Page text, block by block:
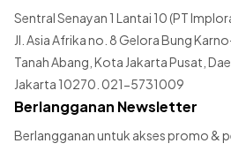
Sentral Senayan 1 Lantai 10 (PT
Jl. Asia Afrika no. 8 Gelora Bung
Tanah Abang, Kota Jakarta Pusat,
Jakarta 10270. 021-5731009
Berlangganan Newsletter
Berlangganan untuk akses promo &